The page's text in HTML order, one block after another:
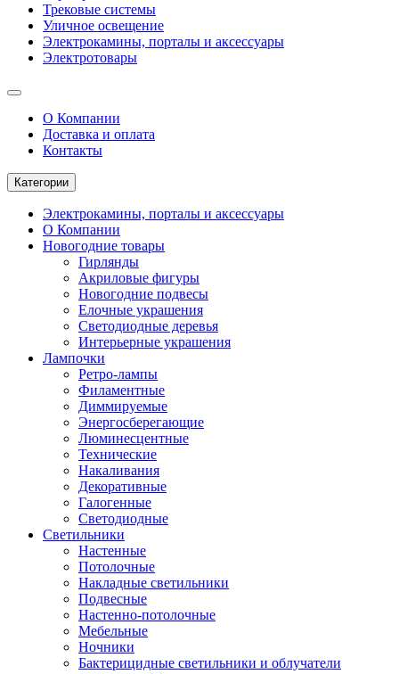
Трековые системы
Уличное освещение
Электрокамины, порталы и аксессуары
Электротовары
О Компании
Доставка и оплата
Контакты
Категории
Электрокамины, порталы и аксессуары
О Компании
Новогодние товары
Гирлянды
Акриловые фигуры
Новогодние подвесы
Елочные украшения
Светодиодные деревья
Интерьерные украшения
Лампочки
Ретро-лампы
Филаментные
Диммируемые
Энергосберегающие
Люминесцентные
Технические
Накаливания
Декоративные
Галогенные
Светодиодные
Светильники
Настенные
Потолочные
Накладные светильники
Подвесные
Настенно-потолочные
Мебельные
Ночники
Бактерицидные светильники и облучатели